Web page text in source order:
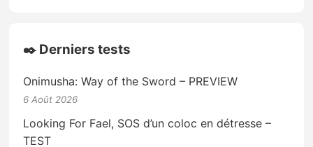
✒️ Derniers tests
Onimusha: Way of the Sword – PREVIEW
6 Août 2026
Looking For Fael, SOS d’un coloc en détresse –
TEST